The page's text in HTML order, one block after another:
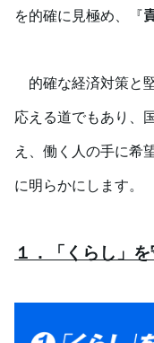
を的確に見極め、『
的確な経済対策と
応える道でもあり、
え、働く人の手に希
に明らかにします。
１．「くらし」